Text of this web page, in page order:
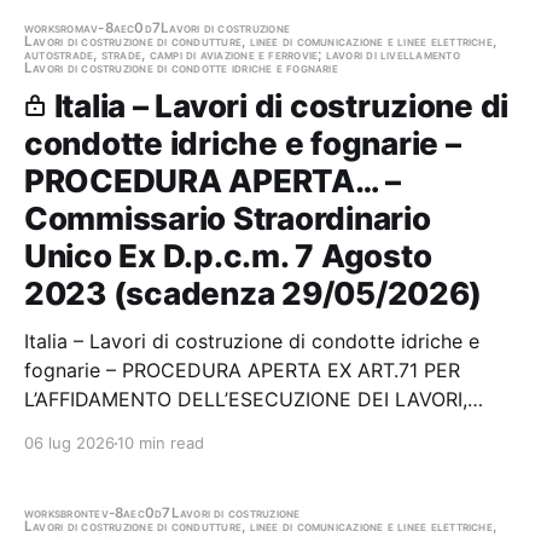
REALIZZAZIONE DEI LAVORI DI…
worksromav-8aec0d7Lavori di costruzione
Lavori di costruzione di condutture, linee di comunicazione e linee elettriche,
autostrade, strade, campi di aviazione e ferrovie; lavori di livellamento
Lavori di costruzione di condotte idriche e fognarie
Italia – Lavori di costruzione di
condotte idriche e fognarie –
PROCEDURA APERTA… –
Commissario Straordinario
Unico Ex D.p.c.m. 7 Agosto
2023 (scadenza 29/05/2026)
Italia – Lavori di costruzione di condotte idriche e
fognarie – PROCEDURA APERTA EX ART.71 PER
L’AFFIDAMENTO DELL’ESECUZIONE DEI LAVORI,
L’INTERVENTO DI “OTTIMIZZAZIONE DEL SISTEMA
(CS)” - LOTTO FUNZIONALE N.4 -…
06 lug 2026 10 min read
worksbrontev-8aec0d7 Lavori di costruzione
Lavori di costruzione di condutture, linee di comunicazione e linee elettriche,